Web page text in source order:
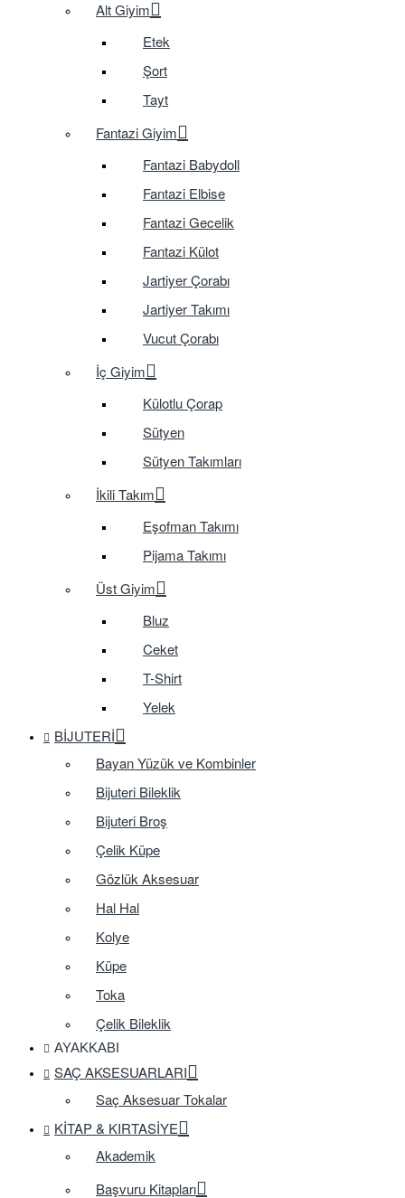
Alt Giyim
Etek
Şort
Tayt
Fantazi Giyim
Fantazi Babydoll
Fantazi Elbise
Fantazi Gecelik
Fantazi Külot
Jartiyer Çorabı
Jartiyer Takımı
Vucut Çorabı
İç Giyim
Külotlu Çorap
Sütyen
Sütyen Takımları
İkili Takım
Eşofman Takımı
Pijama Takımı
Üst Giyim
Bluz
Ceket
T-Shirt
Yelek
BIJUTERI
Bayan Yüzük ve Kombinler
Bijuteri Bileklik
Bijuteri Broş
Çelik Küpe
Gözlük Aksesuar
Hal Hal
Kolye
Küpe
Toka
Çelik Bileklik
AYAKKABI
SAÇ AKSESUARLARI
Saç Aksesuar Tokalar
KITAP & KIRTASIYE
Akademik
Başvuru Kitapları